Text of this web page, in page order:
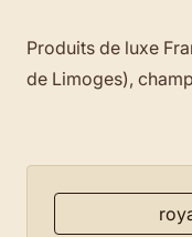
Produits de luxe
de Limoges),